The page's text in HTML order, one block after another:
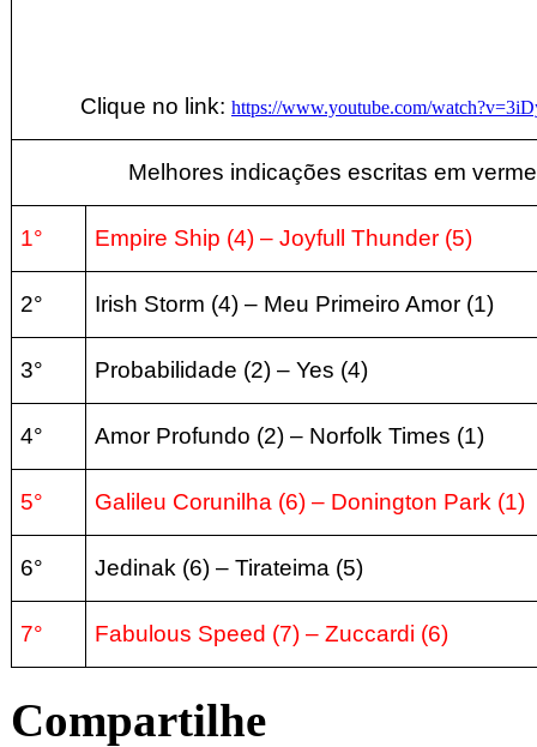
Clique no link: https://www.youtube.com/
Melhores indicações escritas em
1° Empire Ship (4)– Joyfull Thunder(5)
2° Irish Storm (4)– Meu Primeiro Amor(1)
3° Probabilidade (2) – Yes (4)
4° Amor Profundo (2) – Norfolk Times (1)
5° Galileu Corunilha (6) – Donington Park (1)
6° Jedinak (6) – Tirateima (5)
7° Fabulous Speed (7)– Zuccardi (6)
Compartilhe